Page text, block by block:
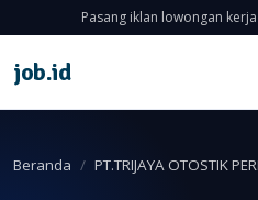
Pasang iklan lowongan
job.id
Beranda PT.TRIJAYA OTOSTIK